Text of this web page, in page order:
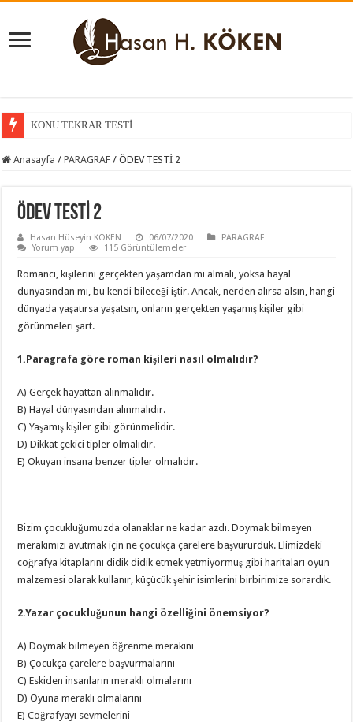
KONU TEKRAR TESTİ
KONU KAVRAMA TESTİ
Anasayfa / PARAGRAF / ÖDEV TESTİ 2
ÖDEV TESTİ 2
Hasan Hüseyin KÖKEN 06/07/2020
PARAGRAF
Yorum yap
115 Görüntülemeler
Romancı, kişilerini gerçekten yaşamdan mı almalı, yoksa hayal
dünyasından mı, bu kendi bileceği iştir. Ancak, nerden alırsa alsın, hangi
dünyada yaşatırsa yaşatsın, onların gerçekten yaşamış kişiler gibi
görünmeleri şart.
1.Paragrafa göre roman kişileri nasıl olmalıdır?
A) Gerçek hayattan alınmalıdır.
B) Hayal dünyasından alınmalıdır.
C) Yaşamış kişiler gibi görünmelidir.
D) Dikkat çekici tipler olmalıdır.
E) Okuyan insana benzer tipler olmalıdır.
Bizim çocukluğumuzda olanaklar ne kadar azdı. Doymak bilmeyen
merakımızı avutmak için ne çocukça çarelere başvururduk. Elimizdeki
coğrafya kitaplarını didik didik etmek yetmiyormuş gibi haritaları oyun
malzemesi olarak kullanır, küçücük şehir isimlerini birbirimize sorardık.
2.Yazar çocukluğunun hangi özelliğini önemsiyor?
A) Doymak bilmeyen öğrenme merakını
B) Çocukça çarelere başvurmalarını
C) Eskiden insanların meraklı olmalarını
D) Oyuna meraklı olmalarını
E) Coğrafyayı sevmelerini